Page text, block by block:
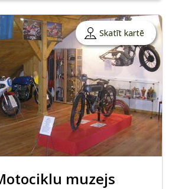
Skatīt kartē
muzejs